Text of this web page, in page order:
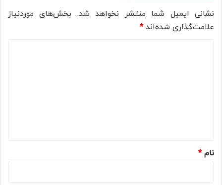
نشانی ایمیل شما منتشر نخواهد شد. بخش‌های موردنیاز
علامت‌گذاری شده‌اند*
نام*